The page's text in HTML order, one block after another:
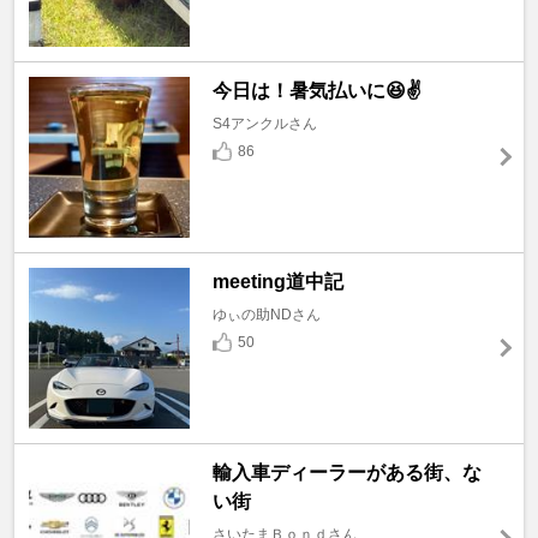
今日は！暑気払いに😆✌️
S4アンクルさん
86
meeting道中記
ゆぃの助NDさん
50
輸入車ディーラーがある街、な
い街
さいたまＢｏｎｄさん